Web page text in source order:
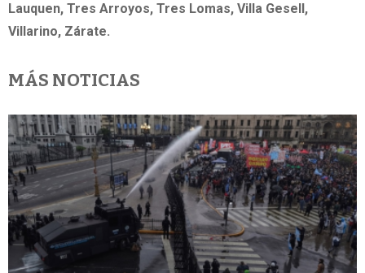
Lauquen, Tres Arroyos, Tres Lomas, Villa Gesell,
Villarino, Zárate.
MÁS NOTICIAS